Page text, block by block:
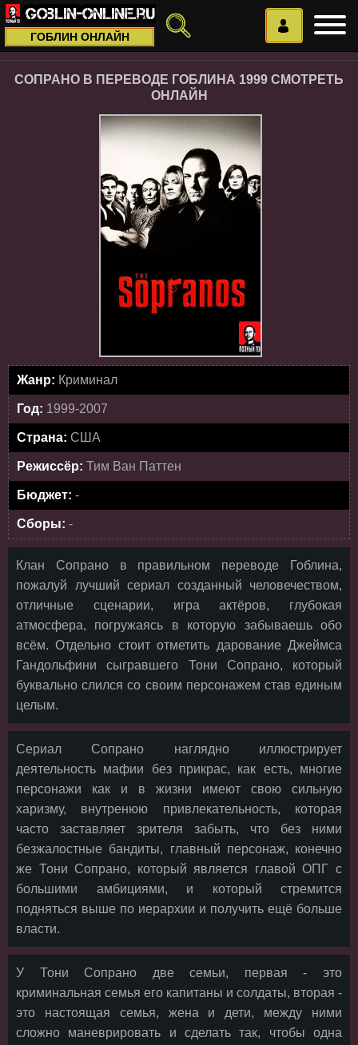
ГОБЛИН ОНЛАЙН
СОПРАНО В ПЕРЕВОДЕ ГОБЛИНА 1999 СМОТРЕТЬ
ОНЛАЙН
Жанр: Криминал
Год: 1999-2007
Страна: США
Режиссёр: Тим Ван Паттен
Бюджет: -
Сборы: -
Клан Сопрано в правильном переводе Гоблина,
пожалуй лучший сериал созданный человечеством,
отличные сценарии, игра актёров, глубокая
атмосфера, погружаясь в которую забываешь обо
всём. Отдельно стоит отметить дарование Джеймса
Гандольфини сыгравшего Тони Сопрано, который
буквально слился со своим персонажем став единым
целым.
Сериал Сопрано наглядно иллюстрирует
деятельность мафии без прикрас, как есть, многие
персонажи как и в жизни имеют свою сильную
харизму, внутренюю привлекательность, которая
часто заставляет зрителя забыть, что без ними
безжалостные бандиты, главный персонаж, конечно
же Тони Сопрано, который является главой ОПГ с
большими амбициями, и который стремится
подняться выше по иерархии и получить ещё больше
власти.
У Тони Сопрано две семьи, первая - это
криминальная семья его капитаны и солдаты, вторая -
это настоящая семья, жена и дети, между ними
сложно маневрировать и сделать так, чтобы одна